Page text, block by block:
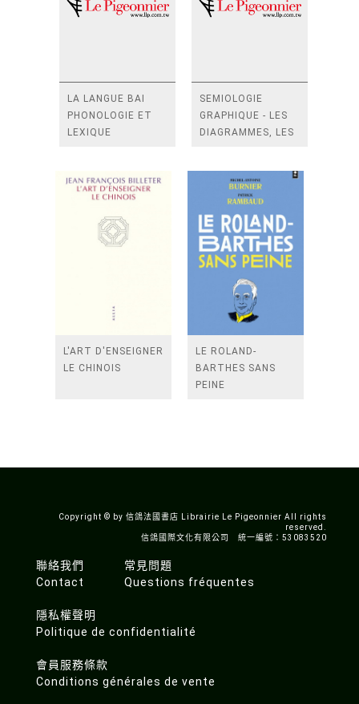
LA LANGUE BAI
PHONOLOGIE ET
LEXIQUE
SEMIOLOGIE
GRAPHIQUE - LES
DIAGRAMMES, LES
L'ART D'ENSEIGNER
LE CHINOIS
LE ROLAND-
BARTHES SANS
PEINE
Copyright © by 信鴿法國書店 Librairie Le Pigeonnier All rights
reserved.
信鴿國際文化有限公司 統一編號：53083520
聯絡我們
Contact
常見問題
Questions fréquentes
隱私權聲明
Politique de confidentialité
會員服務條款
Conditions générales de vente